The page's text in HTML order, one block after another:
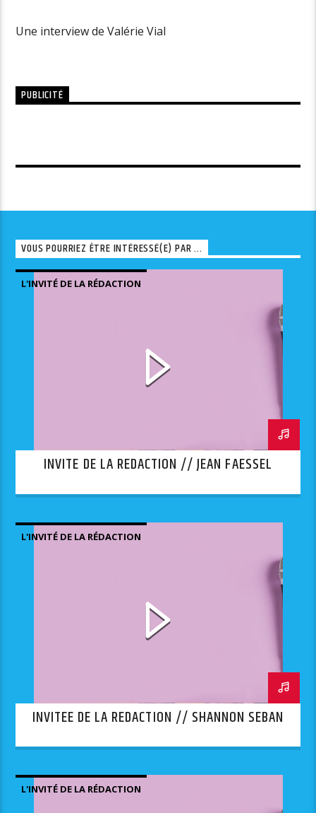
Une interview de Valérie Vial
PUBLICITÉ
VOUS POURRIEZ ÊTRE INTÉRESSÉ(E) PAR ...
L'INVITÉ DE LA RÉDACTION
INVITE DE LA REDACTION // JEAN FAESSEL
L'INVITÉ DE LA RÉDACTION
INVITEE DE LA REDACTION // SHANNON SEBAN
L'INVITÉ DE LA RÉDACTION